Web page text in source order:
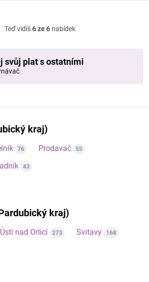
Teď vidíš6 ze 6 nabídek
svůj plat s ostatními
kraj)
76 Prodavač 55
43
kraj)
Ústí nad Orlicí 273 Svitavy 168